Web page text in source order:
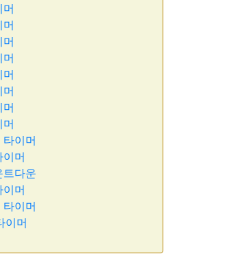
이머
머
트다운
머
이머
이머